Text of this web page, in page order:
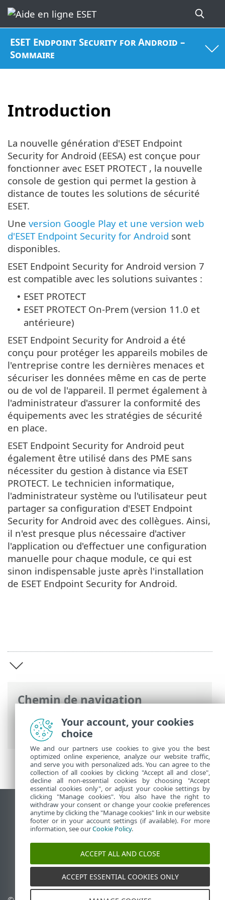
ESET Endpoint Security for Android –
Sommaire
Introduction
Chemin de navigation
Aide en ligne ESET>ESET Endpoint
Security for Android
Introduction
La nouvelle génération d'ESET Endpoint
Security for Android (EESA) est conçue pour
fonctionner avec ESET PROTECT , la nouvelle
console de gestion qui permet la gestion à
distance de toutes les solutions de sécurité
ESET.
Une version Google Play et une version web
d'ESET Endpoint Security for Android sont
disponibles.
ESET Endpoint Security for Android version 7
est compatible avec les solutions suivantes :
• ESET PROTECT
• ESET PROTECT On-Prem (version 11.0 et
antérieure)
ESET Endpoint Security for Android a été
conçu pour protéger les appareils mobiles de
l'entreprise contre les dernières menaces et
sécuriser les données même en cas de perte
ou de vol de l'appareil. Il permet également à
l'administrateur d'assurer la conformité des
équipements avec les stratégies de sécurité
en place.
ESET Endpoint Security for Android peut
également être utilisé dans des PME sans
nécessiter du gestion à distance via ESET
PROTECT. Le technicien informatique,
l'administrateur système ou l'utilisateur peut
partager sa configuration d'ESET Endpoint
Security for Android avec des collègues. Ainsi,
il n'est presque plus nécessaire d'activer
l'application ou d'effectuer une configuration
manuelle pour chaque module, ce qui est
sinon indispensable juste après l'installation
de ‎ESET Endpoint Security for Android‎.
Afficher le site des postes de travail
End of Life
Base de connaissances ESET
Forum ESET
ESET Status Portal
Support régional
Your account, your cookies
choice
We and our partners use cookies to give you the best
optimized online experience, analyze our website traffic,
and serve you with personalized ads. You can agree to the
collection of all cookies by clicking "Accept all and close",
decline all non-essential cookies by choosing "Accept
essential cookies only", or adjust your cookie settings by
clicking "Manage cookies". You also have the right to
withdraw your consent or change your cookie preferences
anytime by clicking the "Manage cookies" link in our website
footer or in your account settings (if available). For more
information, see ourCookie Policy.
ACCEPT ALL AND CLOSE
ACCEPT ESSENTIAL COOKIES ONLY